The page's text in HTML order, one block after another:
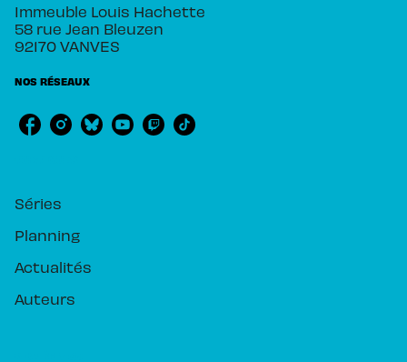
Immeuble Louis Hachette
58 rue Jean Bleuzen
92170 VANVES
NOS RÉSEAUX
Séries
Planning
Actualités
Auteurs